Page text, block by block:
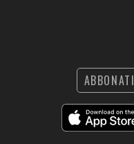
ABBONATI